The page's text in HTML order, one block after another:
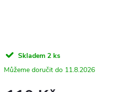
Skladem 2 ks
11.8.2026